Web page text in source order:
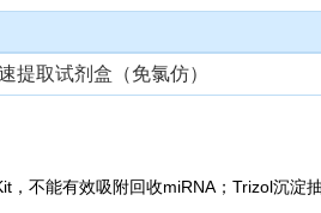
提取试剂盒（免氯仿）
，不能有效吸附回收miRNA；Trizol沉淀